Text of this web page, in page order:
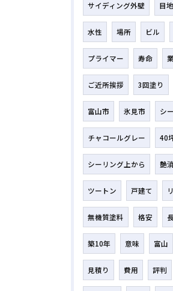
サイディング外壁 目
水性 場所 ビル
プライマー 寿命
ご近所挨拶 3回塗り
富山市 氷見市 シ
チャコールグレー 40
シーリング上から 艶
ツートン 戸建て
無機質塗料 格安
築10年 意味 富山
見積り 費用 評判